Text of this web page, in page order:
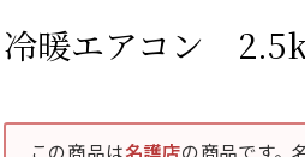
冷暖エアコン